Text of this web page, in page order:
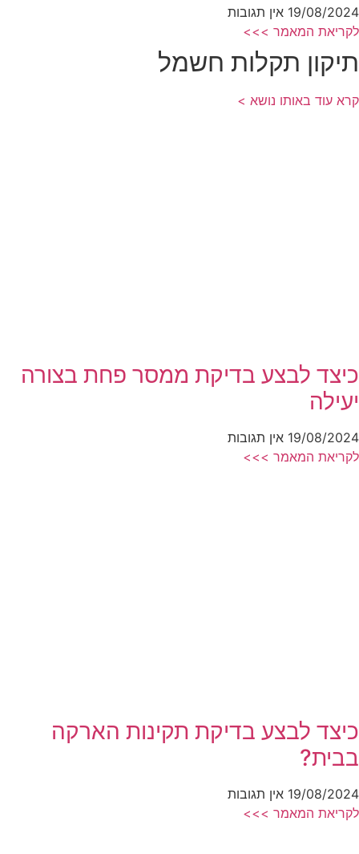
19/08/2024 אין תגובות
לקריאת המאמר >>>
תיקון תקלות חשמל
קרא עוד באותו נושא >
כיצד לבצע בדיקת ממסר פחת בצורה
יעילה
19/08/2024 אין תגובות
לקריאת המאמר >>>
כיצד לבצע בדיקת תקינות הארקה
בבית?
19/08/2024 אין תגובות
לקריאת המאמר >>>